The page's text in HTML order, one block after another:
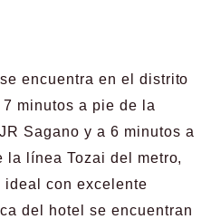
encuentra en el distrito
minutos a pie de la
Sagano y a 6 minutos a
línea Tozai del metro,
con excelente
del hotel se encuentran